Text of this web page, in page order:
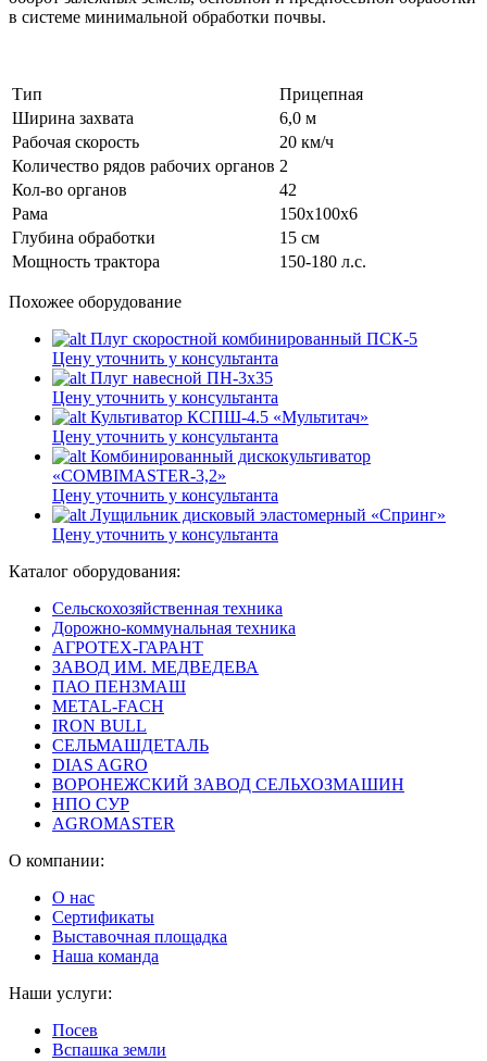
в системе минимальной обработки почвы.
Тип
Прицепная
Ширина захвата
6,0 м
Рабочая скорость
20 км/ч
Количество рядов рабочих органов 2
Кол-во органов
42
Рама
150х100х6
Глубина обработки
15 см
Мощность трактора
150-180 л.с.
Похожее оборудование
Плуг скоростной комбинированный ПСК-5
Цену уточнить у консультанта
Плуг навесной ПН-3х35
Цену уточнить у консультанта
Культиватор КСПШ-4.5 «Мультитач»
Цену уточнить у консультанта
Комбинированный дискокультиватор
«COMBIMASTER-3,2»
Цену уточнить у консультанта
Лущильник дисковый эластомерный «Спринг»
Цену уточнить у консультанта
Каталог оборудования:
Сельскохозяйственная техника
Дорожно-коммунальная техника
АГРОТЕХ-ГАРАНТ
ЗАВОД ИМ. МЕДВЕДЕВА
ПАО ПЕНЗМАШ
METAL-FACH
IRON BULL
СЕЛЬМАШДЕТАЛЬ
DIAS AGRO
ВОРОНЕЖСКИЙ ЗАВОД СЕЛЬХОЗМАШИН
НПО СУР
AGROMASTER
О компании:
О нас
Сертификаты
Выставочная площадка
Наша команда
Наши услуги:
Посев
Вспашка земли